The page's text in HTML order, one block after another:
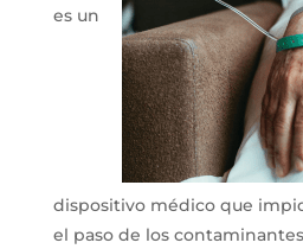
es un
dispositivo médico que
el paso de los